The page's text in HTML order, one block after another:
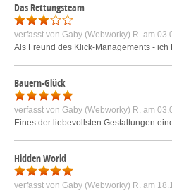
Das Rettungsteam
verfasst von Gaby (Webworky) R. am
Als Freund des Klick-Managements -
Bauern-Glück
verfasst von Gaby (Webworky) R. am
Eines der liebevollsten Gestaltungen
Hidden World
verfasst von Gaby (Webworky) R. am